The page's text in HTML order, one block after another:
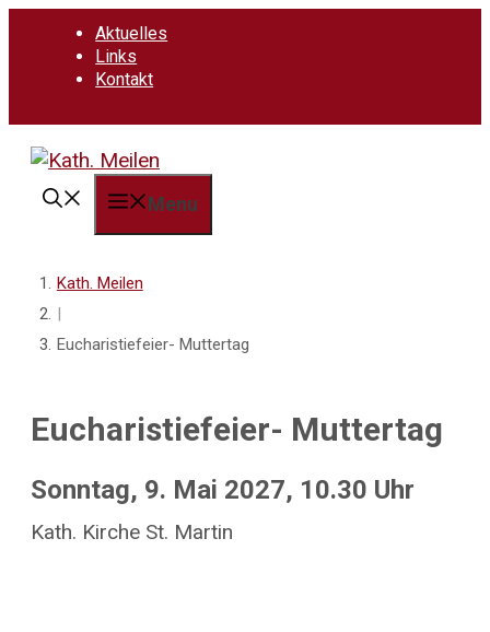
Aktuelles
Links
Kontakt
Menu
Kath. Meilen
|
Eucharistiefeier- Muttertag
Eucharistiefeier- Muttertag
Sonntag, 9. Mai 2027, 10.30 Uhr
Kath. Kirche St. Martin